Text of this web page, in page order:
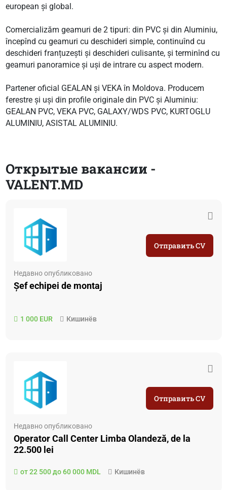
european și global.
Comercializăm geamuri de 2 tipuri: din PVC și din Aluminiu,
începînd cu geamuri cu deschideri simple, continuînd cu
deschideri franțuzești și deschideri culisante, și terminînd cu
geamuri panoramice și uși de intrare cu aspect modern.
Partener oficial GEALAN și VEKA în Moldova. Producem
ferestre și uși din profile originale din PVC și Aluminiu:
GEALAN PVC, VEKA PVC, GALAXY/WDS PVC, KURTOGLU
ALUMINIU, ASISTAL ALUMINIU.
Открытые вакансии -
VALENT.MD
Недавно опубликовано
Șef echipei de montaj
1 000 EUR Кишинёв
Отправить CV
Недавно опубликовано
Operator Call Center Limba Olandeză, de la
22.500 lei
от 22 500 до 60 000 MDL Кишинёв
Отправить CV